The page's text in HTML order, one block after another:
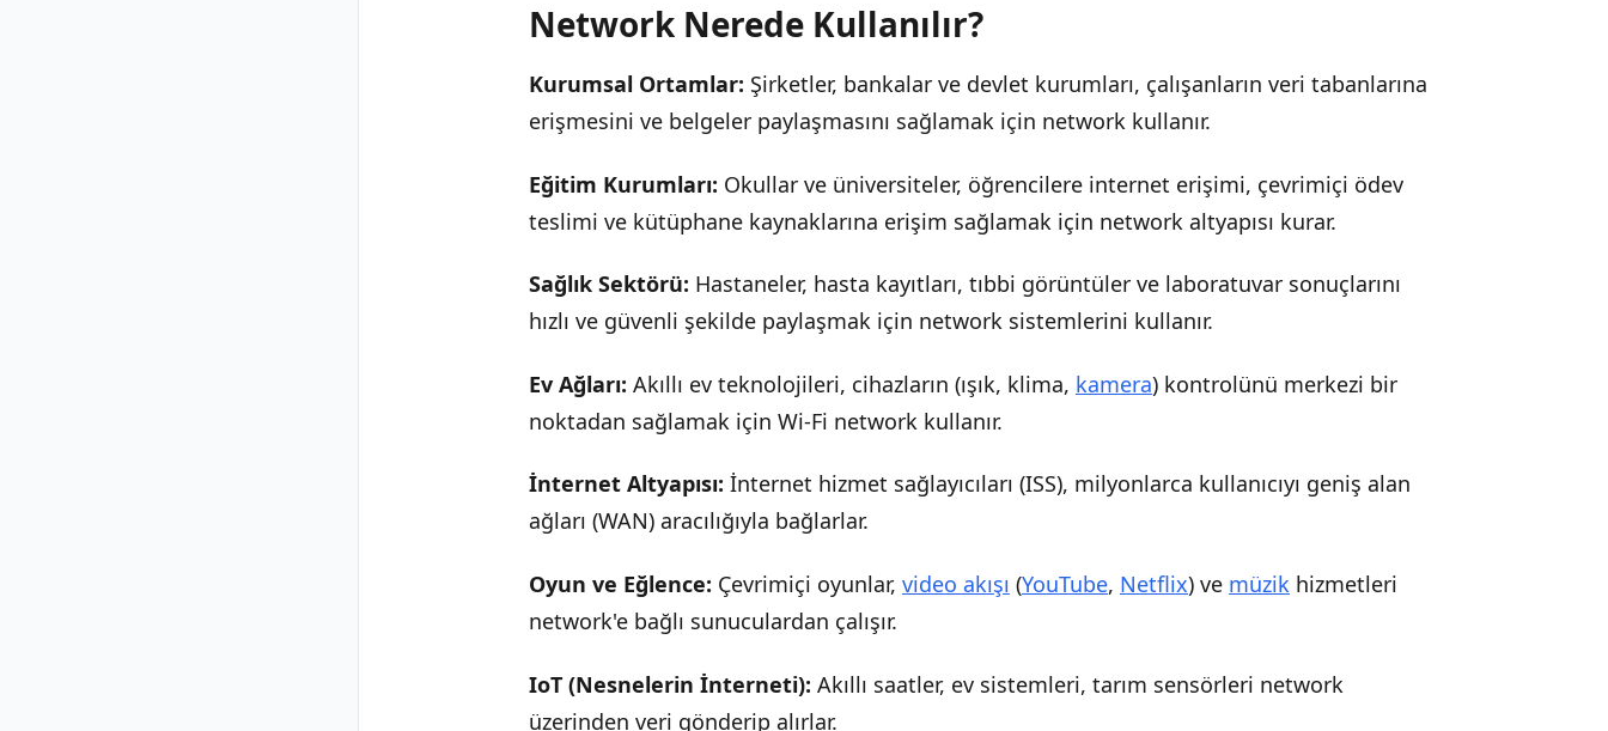
Network Nerede Kullanılır?
Kurumsal Ortamlar: Şirketler, bankalar ve devlet kurumları, çalışanların veri tabanlarına
erişmesini ve belgeler paylaşmasını sağlamak için network kullanır.
Eğitim Kurumları: Okullar ve üniversiteler, öğrencilere internet erişimi, çevrimiçi ödev
teslimi ve kütüphane kaynaklarına erişim sağlamak için network altyapısı kurar.
Sağlık Sektörü: Hastaneler, hasta kayıtları, tıbbi görüntüler ve laboratuvar sonuçlarını
hızlı ve güvenli şekilde paylaşmak için network sistemlerini kullanır.
Ev Ağları: Akıllı ev teknolojileri, cihazların (ışık, klima, kamera) kontrolünü merkezi bir
noktadan sağlamak için Wi-Fi network kullanır.
İnternet Altyapısı: İnternet hizmet sağlayıcıları (ISS), milyonlarca kullanıcıyı geniş alan
ağları (WAN) aracılığıyla bağlarlar.
Oyun ve Eğlence: Çevrimiçi oyunlar, video akışı (YouTube, Netflix) ve müzik hizmetleri
network'e bağlı sunuculardan çalışır.
IoT (Nesnelerin İnterneti): Akıllı saatler, ev sistemleri, tarım sensörleri network
üzerinden veri gönderip alırlar.